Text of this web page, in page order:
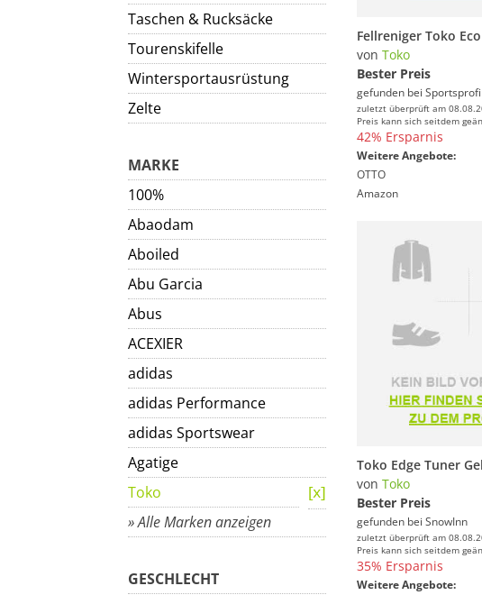
Taschen & Rucksäcke
Tourenskifelle
Wintersportausrüstung
Zelte
MARKE
100%
Abaodam
Aboiled
Abu Garcia
Abus
ACEXIER
adidas
adidas Performance
adidas Sportswear
Agatige
Toko
» Alle Marken anzeigen
GESCHLECHT
Fellreniger Toko
von Toko
Bester Preis
gefunden bei Sportsprofi
zuletzt überprüft am
Preis kann sich seitdem
42% Ersparnis
Weitere Angebote:
OTTO
Amazon
Toko Edge Tuner
von Toko
Bester Preis
gefunden bei SnowInn
zuletzt überprüft am
Preis kann sich seitdem
35% Ersparnis
Weitere Angebote: